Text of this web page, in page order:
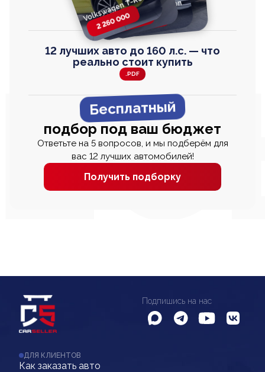
Volkswagen T-Roc
2 260 000
Toyota Harrier
2 820 000
Honda Step Wagon
2 820 000
Volkswagen
TAYRON
2 670 000
12 лучших авто до 160 л.с. — что
реально стоит купить
.PDF
Бесплатный
подбор под ваш бюджет
Ответьте на 5 вопросов, и мы подберём для
вас 12 лучших автомобилей!
Получить подборку
Подпишись на нас
ДЛЯ КЛИЕНТОВ
Как заказать авто